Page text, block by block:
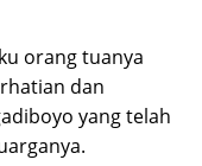
orang tuanya
dan
yang telah